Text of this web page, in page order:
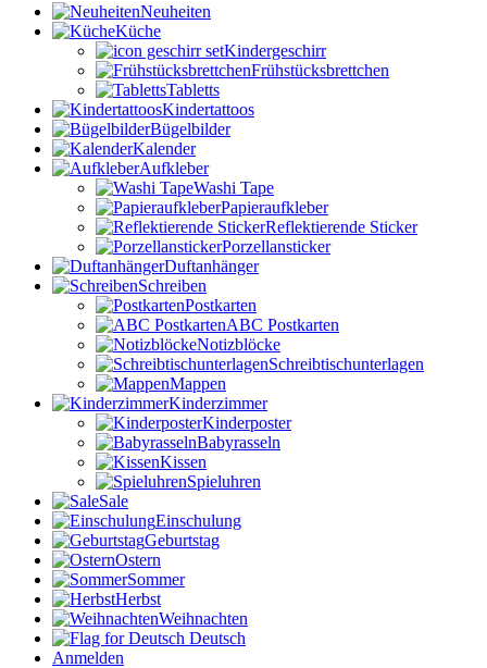
Neuheiten
Küche
Kindergeschirr
Frühstücksbrettchen
Tabletts
Kindertattoos
Bügelbilder
Kalender
Aufkleber
Washi Tape
Papieraufkleber
Reflektierende Sticker
Porzellansticker
Duftanhänger
Schreiben
Postkarten
ABC Postkarten
Notizblöcke
Schreibtischunterlagen
Mappen
Kinderzimmer
Kinderposter
Babyrasseln
Kissen
Spieluhren
Sale
Einschulung
Geburtstag
Ostern
Sommer
Herbst
Weihnachten
Deutsch
Anmelden